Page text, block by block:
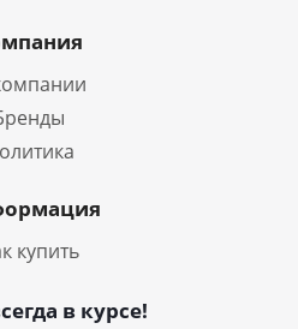
купить
в курсе!